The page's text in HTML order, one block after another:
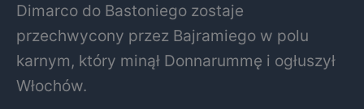
Dimarco do Bastoniego zostaje
przechwycony przez Bajramiego w polu
karnym, który minął Donnarummę i ogłuszył
Włochów.